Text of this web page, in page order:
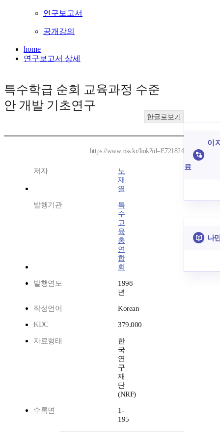
연구보고서
공개강의
home
연구보고서 상세
특수학급 순회 교육과정 수준
안 개발 기초연구
한글로보기
https://www.riss.kr/link?id=E721824
저자
노
재
열
발행기관
특
수
교
육
총
연
합
회
발행연도
1998
년
작성언어
Korean
KDC
379.000
자료형태
한
국
연
구
재
단
(NRF)
수록면
1-
195
이
료
나